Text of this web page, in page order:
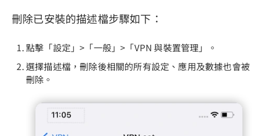
刪除已安裝的描述檔步驟如下：
點擊「設定」>「一般」>「VPN 與裝置管理」。
選擇描述檔，刪除後相關的所有設定、應用及數據也會被
刪除。